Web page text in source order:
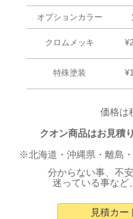
オプションカラー
クロムメッキ
特殊塗装
価格は
クオン商品はお見積
※北海道・沖縄県・離島
分からない事、不
迷っている事など
見積カー